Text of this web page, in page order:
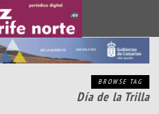
BROWSE TAG
Día de la Trilla